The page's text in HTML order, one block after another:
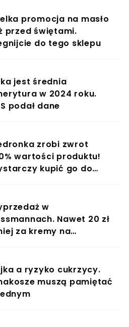
promocja na masło
przed świętami.
do tego sklepu
jest średnia
w 2024 roku.
podał dane
zrobi zwrot
wartości produktu!
kupić go do
w
Nawet 20 zł
za kremy na
a ryzyko cukrzycy.
muszą pamiętać